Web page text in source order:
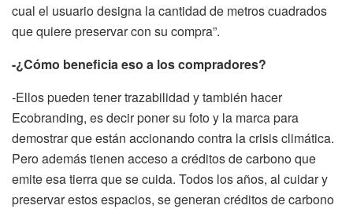
cual el usuario designa la cantidad de metros cuadrados
que quiere preservar con su compra”.
-¿Cómo beneficia eso a los compradores?
-Ellos pueden tener trazabilidad y también hacer
Ecobranding, es decir poner su foto y la marca para
demostrar que están accionando contra la crisis climática.
Pero además tienen acceso a créditos de carbono que
emite esa tierra que se cuida. Todos los años, al cuidar y
preservar estos espacios, se generan créditos de carbono